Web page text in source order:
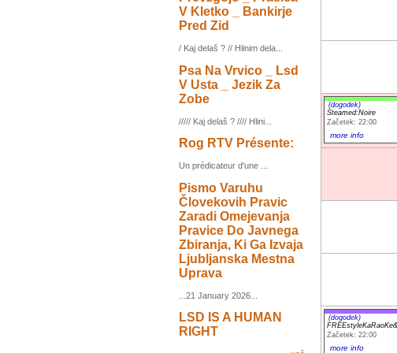
V Kletko _ Bankirje
Pred Zid
/ Kaj delaš ? // Hlinim dela...
Psa Na Vrvico _ Lsd
V Usta _ Jezik Za
Zobe
///// Kaj delaš ? //// Hlini...
Rog RTV Présente:
Un prédicateur d'une ...
Pismo Varuhu
Človekovih Pravic
Zaradi Omejevanja
Pravice Do Javnega
Zbiranja, Ki Ga Izvaja
Ljubljanska Mestna
Uprava
...21 January 2026...
LSD IS A HUMAN
RIGHT
(dogodek)
Steamed:Noire
Začetek: 22:00
more info
(dogodek)
Začetek: 22:00
more info